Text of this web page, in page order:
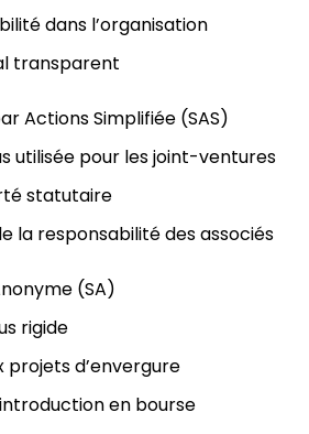
dans l’organisation
transparent
Actions Simplifiée (SAS)
utilisée pour les joint-ventures
statutaire
la responsabilité des associés
(SA)
rigide
projets d’envergure
en bourse